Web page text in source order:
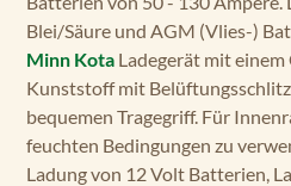
Blei/Säure und AGM (Vlies-)
Minn Kota Ladegerät mit einem
Kunststoff mit
bequemen Tragegriff. Für
feuchten Bedingungen zu
Ladung von 12 Volt Batterien,